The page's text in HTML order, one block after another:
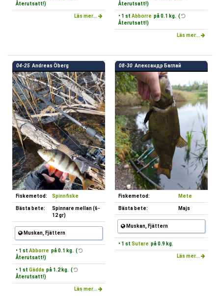
Återutsatt!)
Läs mer...
Återutsatt!)
• 1 st Abborre på 0.1 kg. (
Återutsatt!)
Läs mer...
04-25 Andreas Öberg
Fiskemetod: Spinnfiske
Bästa bete:
Spinnare mellan (6-
12 gr)
Muskan, Fjättern
• 1 st Abborre på 0.1 kg. (
Återutsatt!)
• 1 st Gädda på 1.2 kg. (
Återutsatt!)
Läs mer...
08-30 Александр Баглай
Fiskemetod: Mete
Bästa bete: Majs
Muskan, Fjättern
• 1 st Sutare på 0.9 kg.
Läs mer...